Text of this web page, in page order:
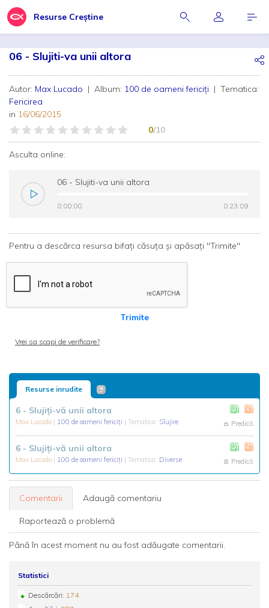
Resurse Creștine
06 - Slujiti-va unii altora
Autor: Max Lucado | Album: 100 de oameni fericiți | Tematica:
Fericirea
in 16/06/2015
0/10
Asculta online:
06 - Slujiti-va unii altora
0:00:00 0:23:09
0:00:00 0:23:09
Pentru a descărca resursa bifați căsuța și apăsați "Trimite"
Trimite
Vrei sa scapi de verificare?
Resurse inrudite
6 - Slujiți-vă unii altora
Max Lucado | 100 de oameni fericiți | Tematica: Slujire Predică
6 - Slujiți-vă unii altora
Max Lucado | 100 de oameni fericiți | Tematica: Diverse Predică
Comentarii Adaugă comentariu
Raportează o problemă
Până în acest moment nu au fost adăugate comentarii.
Statistici
Descărcări: 174